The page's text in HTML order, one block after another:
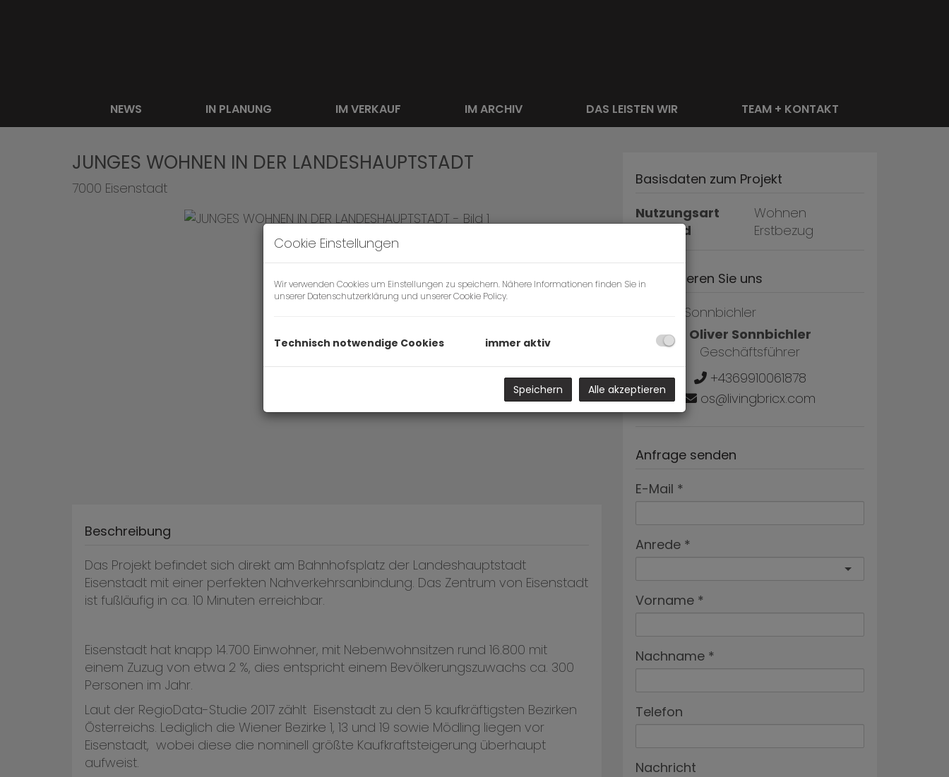
NEWS IN PLANUNG IM VERKAUF IM ARCHIV DAS LEISTEN WIR TEAM + KONTAKT
JUNGES WOHNEN IN DER LANDESHAUPTSTADT
7000 Eisenstadt
Beschreibung
Das Projekt befindet sich direkt am Bahnhofsplatz der Landeshauptstadt
Eisenstadt mit einer perfekten Nahverkehrsanbindung. Das Zentrum von Eisenstadt
ist fußläufig in ca. 10 Minuten erreichbar.
Eisenstadt hat knapp 14.700 Einwohner, mit Nebenwohnsitzen rund 16.800 mit
einem Zuzug von etwa 2 %, dies entspricht einem Bevölkerungszuwachs ca. 300
Personen im Jahr.
Laut der RegioData-Studie 2017 zählt Eisenstadt zu den 5 kaufkräftigsten Bezirken
Österreichs. Lediglich die Wiener Bezirke 1, 13 und 19 sowie Mödling liegen vor
Eisenstadt, wobei diese die nominell größte Kaufkraftsteigerung überhaupt
aufweist.
Basisdaten zum Projekt
Nutzungsart
Wohnen
Zustand
Erstbezug
Kontaktieren Sie uns
Oliver Sonnbichler
Geschäftsführer
+4369910061878
os@livingbricx.com
Anfrage senden
E-Mail
Anrede
Vorname
Nachname
Telefon
Nachricht
Cookie Einstellungen
Wir verwenden Cookies um Einstellungen zu speichern. Nähere Informationen finden Sie in
unserer Datenschutzerklärung und unsererCookie Policy.
Technisch notwendige Cookies immer aktiv
Speichern Alle akzeptieren